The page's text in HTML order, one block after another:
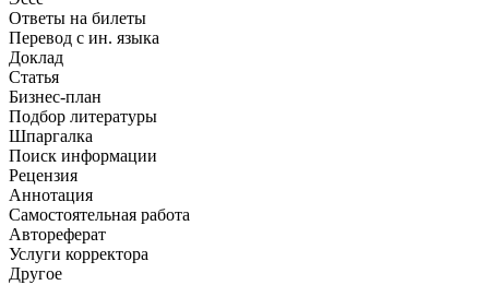
Ответы на билеты
Перевод с ин. языка
Доклад
Статья
Бизнес-план
Подбор литературы
Шпаргалка
Поиск информации
Рецензия
Аннотация
Самостоятельная работа
Автореферат
Услуги корректора
Другое